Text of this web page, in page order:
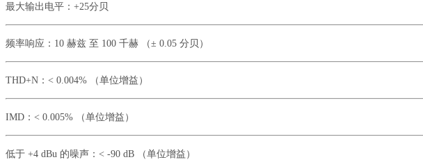
最大输出电平： +25分贝
频率响应： 10 赫兹 至 100 千赫 （± 0.05 分贝）
THD+N： < 0.004% （单位增益）
IMD： < 0.005% （单位增益）
低于 +4 dBu 的噪声： < -90 dB （单位增益）